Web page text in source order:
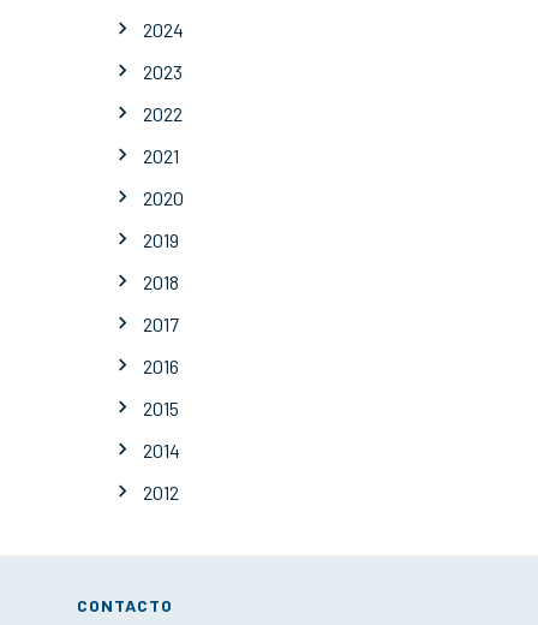
2024
2023
2022
2021
2020
2019
2018
2017
2016
2015
2014
2012
CONTACTO